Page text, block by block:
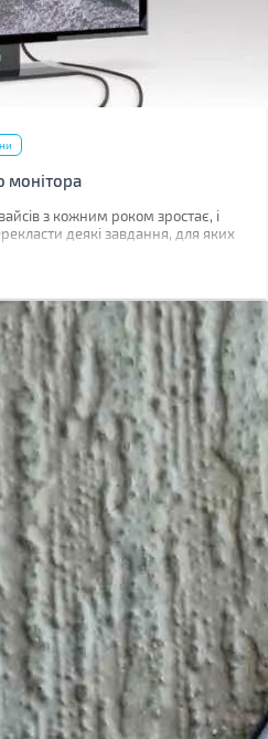
монітора
з кожним роком зростає, і
деякі завдання, для яких